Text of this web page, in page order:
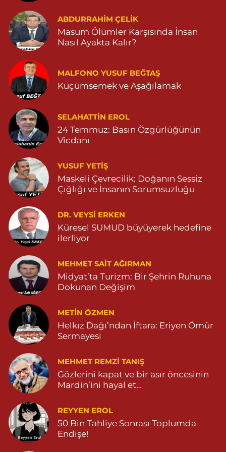
GÜNDOĞAN MAHALLESİ STAD CADDESİ NO:36 A 05380544155
0 (538) 054 41 55 Yol Tarifi Al
Huzur Eczanesi
GÜL MAHALLESİ VATAN CADDE NO:4A 04825912517
0 (482) 591 25 17 Yol Tarifi Al
Dara Eczanesi
NUR MAHALLESİ VALİ OZAN CADDESİ DIŞ KAPI NO:122G
DEVLET HASTANESİ KARŞISI (DİYARBAKIR YOLU CEPHESİ)
04822125304
0 (482) 212 53 04 Yol Tarifi Al
Özdemir Eczanesi
YENİ MAHALLE 3086 SOKAK NO:4 3 04825413121
0 (482) 541 31 21 Yol Tarifi Al
ABDURRAHIM ÇELİK
Masum Ölümler Karşısında İnsan
Nasıl Ayakta Kalır?
MALFONO YUSUF BEĞTAŞ
Küçümsemek ve Aşağılamak
SELAHATTIN EROL
24 Temmuz: Basın Özgürlüğünün
Vicdanı
YUSUF YETİŞ
Maskeli Çevrecilik: Doğanın Sessiz
Çığlığı ve İnsanın Sorumsuzluğu
DR. VEYSI ERKEN
Küresel SUMUD büyüyerek hedefine
ilerliyor
MEHMET SAIT AĞIRMAN
Midyat’ta Turizm: Bir Şehrin Ruhuna
Dokunan Değişim
METIN ÖZMEN
Helkız Dağı’ndan İftara: Eriyen Ömür
Sermayesi
MEHMET REMZI TANIŞ
Gözlerini kapat ve bir asır öncesinin
Mardin’ini hayal et…
REYYEN EROL
50 Bin Tahliye Sonrası Toplumda
Endişe!